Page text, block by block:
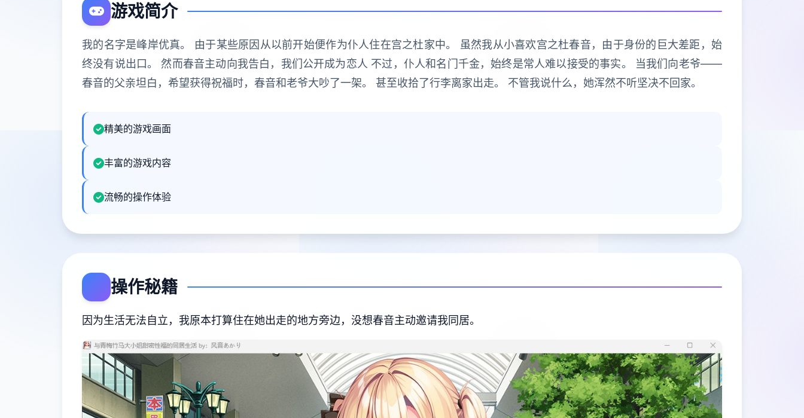
游戏简介
我的名字是峰岸优真。 由于某些原因从以前开始便作为仆人住在宫之杜家中。 虽然我从小喜欢宫之杜春音，由于身份的巨大差距，始
终没有说出口。 然而春音主动向我告白，我们公开成为恋人 不过，仆人和名门千金，始终是常人难以接受的事实。 当我们向老爷——
春音的父亲坦白，希望获得祝福时，春音和老爷大吵了一架。 甚至收拾了行李离家出走。 不管我说什么，她浑然不听坚决不回家。
精美的游戏画面
丰富的游戏内容
流畅的操作体验
操作秘籍
因为生活无法自立，我原本打算住在她出走的地方旁边，没想春音主动邀请我同居。